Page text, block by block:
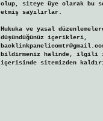
olup, siteye üye olarak bu
etmiş sayılırlar.
Hukuka ve yasal
düşündüğünüz içerikleri,
bildirmeniz halinde, ilgili
içerisinde sitemizden